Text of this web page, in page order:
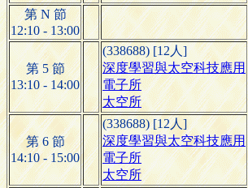
第 N 節
12:10 - 13:00
第 5 節
13:10 - 14:00
(338688) [12人]
深度學習與太空科技應用
電子所
太空所
第 6 節
14:10 - 15:00
(338688) [12人]
深度學習與太空科技應用
電子所
太空所